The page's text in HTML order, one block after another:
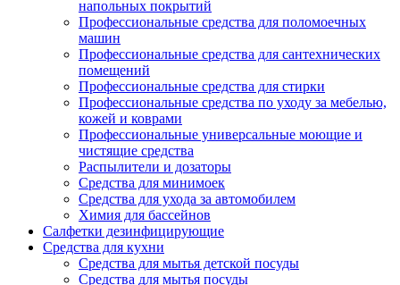
напольных покрытий
Профессиональные средства для поломоечных
машин
Профессиональные средства для сантехнических
помещений
Профессиональные средства для стирки
Профессиональные средства по уходу за мебелью,
кожей и коврами
Профессиональные универсальные моющие и
чистящие средства
Распылители и дозаторы
Средства для минимоек
Средства для ухода за автомобилем
Химия для бассейнов
Салфетки дезинфицирующие
Средства для кухни
Средства для мытья детской посуды
Средства для мытья посуды